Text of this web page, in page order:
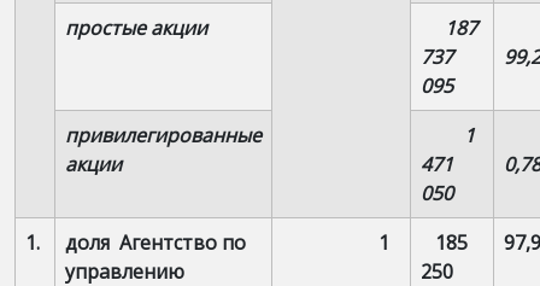
простые акции
187
737
095
привилегированные
акции
1
471
050
1.
доля Агентство по
управлению
1
185
250